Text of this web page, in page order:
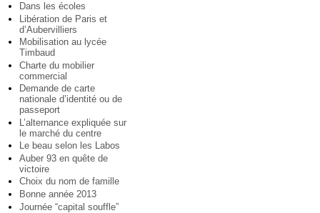
Dans les écoles
Libération de Paris et
d’Aubervilliers
Mobilisation au lycée
Timbaud
Charte du mobilier
commercial
Demande de carte
nationale d’identité ou de
passeport
L’alternance expliquée sur
le marché du centre
Le beau selon les Labos
Auber 93 en quête de
victoire
Choix du nom de famille
Bonne année 2013
Journée “capital souffle”